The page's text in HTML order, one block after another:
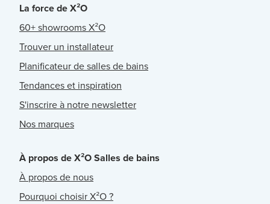
La force de X²O
60+ showrooms X²O
Trouver un installateur
Planificateur de salles de bains
Tendances et inspiration
S'inscrire à notre newsletter
Nos marques
À propos de X²O Salles de bains
À propos de nous
Pourquoi choisir X²O ?